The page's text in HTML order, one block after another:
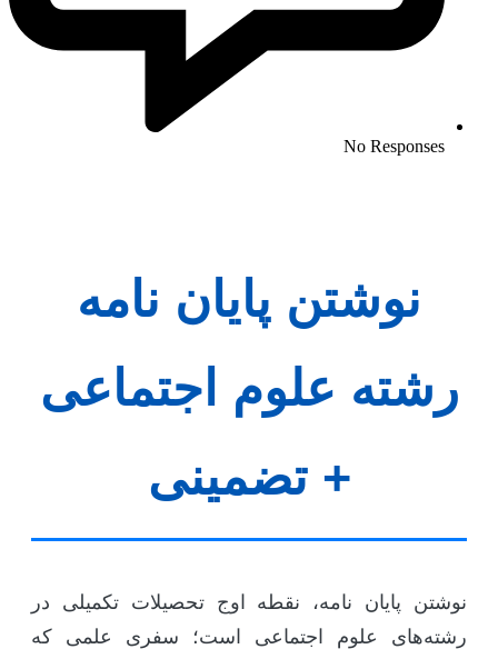
No Responses
نوشتن پایان نامه
رشته علوم اجتماعی
+ تضمینی
پایان نامه، نقطه اوج تحصیلات تکمیلی در
علوم اجتماعی است؛ سفری علمی که